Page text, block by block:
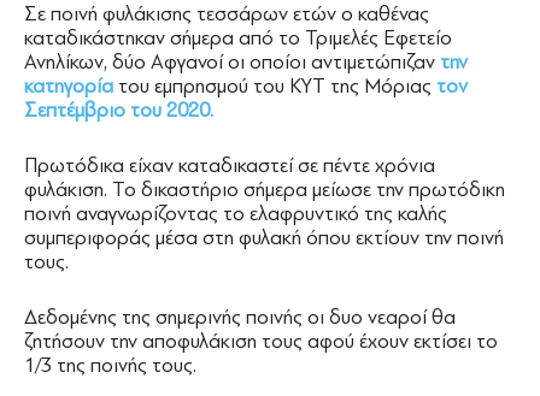
Σε ποινή φυλάκισης τεσσάρων ετών ο καθένας
καταδικάστηκαν σήμερα από το Τριμελές Εφετείο
Ανηλίκων, δύο Αφγανοί οι οποίοι αντιμετώπιζαν την
κατηγορία του εμπρησμού του ΚΥΤ της Μόριας τον
Σεπτέμβριο του 2020.
Πρωτόδικα είχαν καταδικαστεί σε πέντε χρόνια
φυλάκιση. Το δικαστήριο σήμερα μείωσε την πρωτόδικη
ποινή αναγνωρίζοντας το ελαφρυντικό της καλής
συμπεριφοράς μέσα στη φυλακή όπου εκτίουν την ποινή
τους.
Δεδομένης της σημερινής ποινής οι δυο νεαροί θα
ζητήσουν την αποφυλάκιση τους αφού έχουν εκτίσει το
1/3 της ποινής τους.